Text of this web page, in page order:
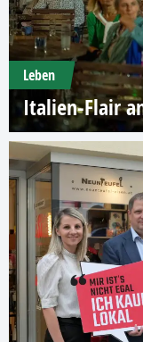
Leben
Italien-Flair